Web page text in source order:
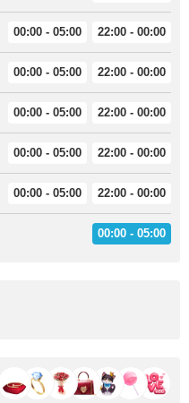
00:00 - 05:00 22:00 - 00:00
00:00 - 05:00 22:00 - 00:00
00:00 - 05:00 22:00 - 00:00
00:00 - 05:00 22:00 - 00:00
00:00 - 05:00 22:00 - 00:00
00:00 - 05:00